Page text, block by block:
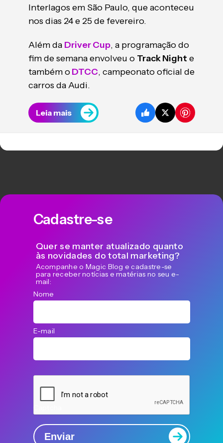
Interlagos em São Paulo, que aconteceu
nos dias 24 e 25 de fevereiro.
Além da Driver Cup, a programação do
fim de semana envolveu o Track Night e
também o DTCC, campeonato oficial de
carros da Audi.
Leia mais
Cadastre-se
Quer se manter atualizado quanto
às novidades do total marketing?
Acompanhe o Magic Blog e cadastre-se
para receber notícias e matérias no seu e-
mail:
Nome
E-mail
Enviar